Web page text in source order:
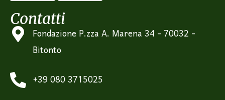
Contatti
Fondazione P.zza A. Marena 34 - 70032 -
Bitonto
+39 080 3715025